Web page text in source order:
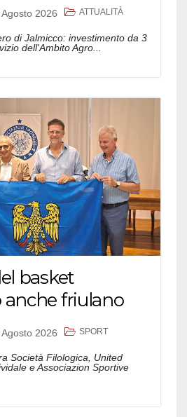
Agosto 2026 ATTUALITÀ
di Jalmicco: investimento da 3
dell'Ambito Agro...
basket
anche friulano
Agosto 2026 SPORT
Società Filologica, United
e Associazion Sportive